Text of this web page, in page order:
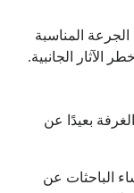
المناسبة
الآثار الجانبية.
بعيدًا عن
الباحثات عن